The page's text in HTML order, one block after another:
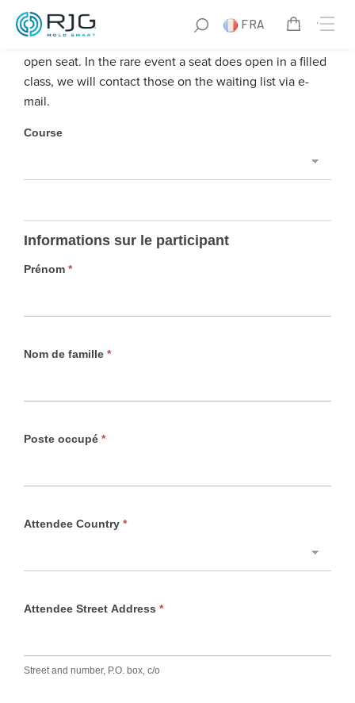
Aller
FRA
We encourage you to register for a course that has an
open seat. In the rare event a seat does open in a filled
class, we will contact those on the waiting list via e-
mail.
l
t
e
d
a
t
e
Course
Informations sur le participant
Prénom *
Nom de famille *
Poste occupé *
Attendee Country *
Attendee Street Address *
Street and number, P.O. box, c/o